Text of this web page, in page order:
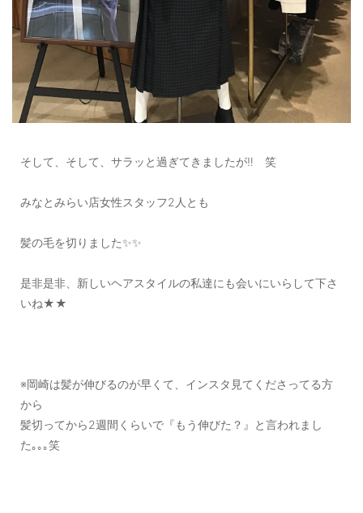
そして、そして、サラッと過ぎてきましたが‼️ 笑
みなとみらい店女性スタッフ2人とも
髪の毛を切りました✨✨
是非是非、新しいヘアスタイルの私達にも会いにいらして下さ
いね★★
※岡崎は髪が伸びるのが早くて、インスタ見てくださってる方
から
髪切ってから2週間くらいで『もう伸びた？』と言われまし
た｡｡｡笑